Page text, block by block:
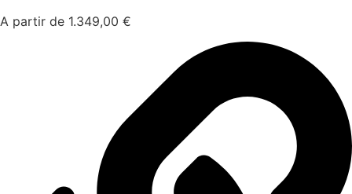
A partir de 1.349,00 €